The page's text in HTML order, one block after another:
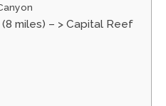
miles) – > Capital Reef